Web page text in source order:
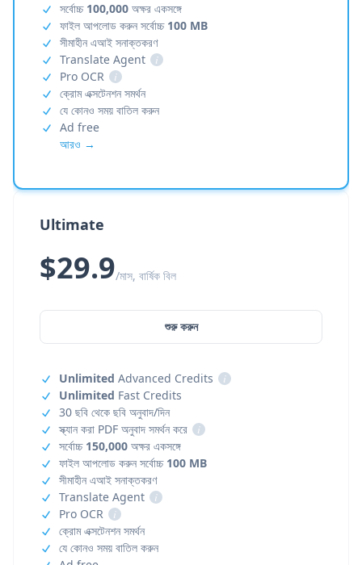
সর্বোচ্চ 100,000 অক্ষর একসঙ্গে
ফাইল আপলোড করুন সর্বোচ্চ 100 MB
সীমাহীন এআই সনাক্তকরণ
Translate Agent
i
Pro OCR
i
ক্রোম এক্সটেনশন সমর্থন
যে কোনও সময় বাতিল করুন
Ad free
আরও →
Ultimate
$29.9/মাস, বার্ষিক বিল
শুরু করুন
Unlimited Advanced Credits
i
Unlimited Fast Credits
30 ছবি থেকে ছবি অনুবাদ/দিন
স্ক্যান করা PDF অনুবাদ সমর্থন করে
i
সর্বোচ্চ 150,000 অক্ষর একসঙ্গে
ফাইল আপলোড করুন সর্বোচ্চ 100 MB
সীমাহীন এআই সনাক্তকরণ
Translate Agent
i
Pro OCR
i
ক্রোম এক্সটেনশন সমর্থন
যে কোনও সময় বাতিল করুন